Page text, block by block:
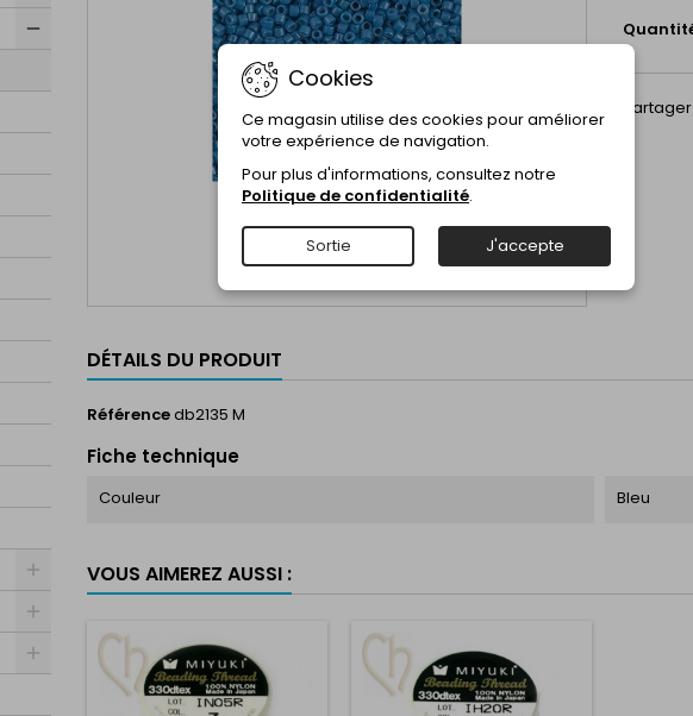
Partager
DÉTAILS DU PRODUIT
Référencedb2135 M
Fiche technique
Couleur Bleu
VOUS AIMEREZ AUSSI :
Cookies
Ce magasin utilise des cookies pour améliorer
votre expérience de navigation.
Pour plus d'informations, consultez notre
Politique de confidentialité.
Sortie J'accepte